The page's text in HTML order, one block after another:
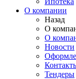
О компании
Назад
О
О
Новости
Тендеры